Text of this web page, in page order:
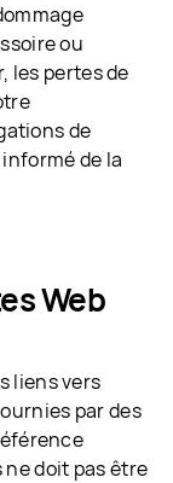
ou
les pertes de
de
de la
Web
liens vers
par des
doit pas être